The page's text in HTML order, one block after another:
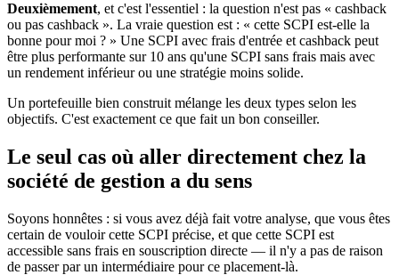
Deuxièmement, et c'est l'essentiel : la question n'est pas « cashback
ou pas cashback ». La vraie question est : « cette SCPI est-elle la
bonne pour moi ? » Une SCPI avec frais d'entrée et cashback peut
être plus performante sur 10 ans qu'une SCPI sans frais mais avec
un rendement inférieur ou une stratégie moins solide.
Un portefeuille bien construit mélange les deux types selon les
objectifs. C'est exactement ce que fait un bon conseiller.
Le seul cas où aller directement chez la
société de gestion a du sens
Soyons honnêtes : si vous avez déjà fait votre analyse, que vous êtes
certain de vouloir cette SCPI précise, et que cette SCPI est
accessible sans frais en souscription directe — il n'y a pas de raison
de passer par un intermédiaire pour ce placement-là.